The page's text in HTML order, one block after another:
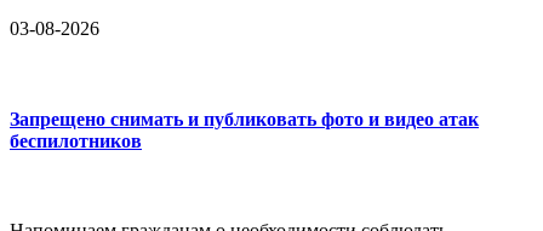
03-08-2026
Запрещено снимать и публиковать фото и видео атак
беспилотников